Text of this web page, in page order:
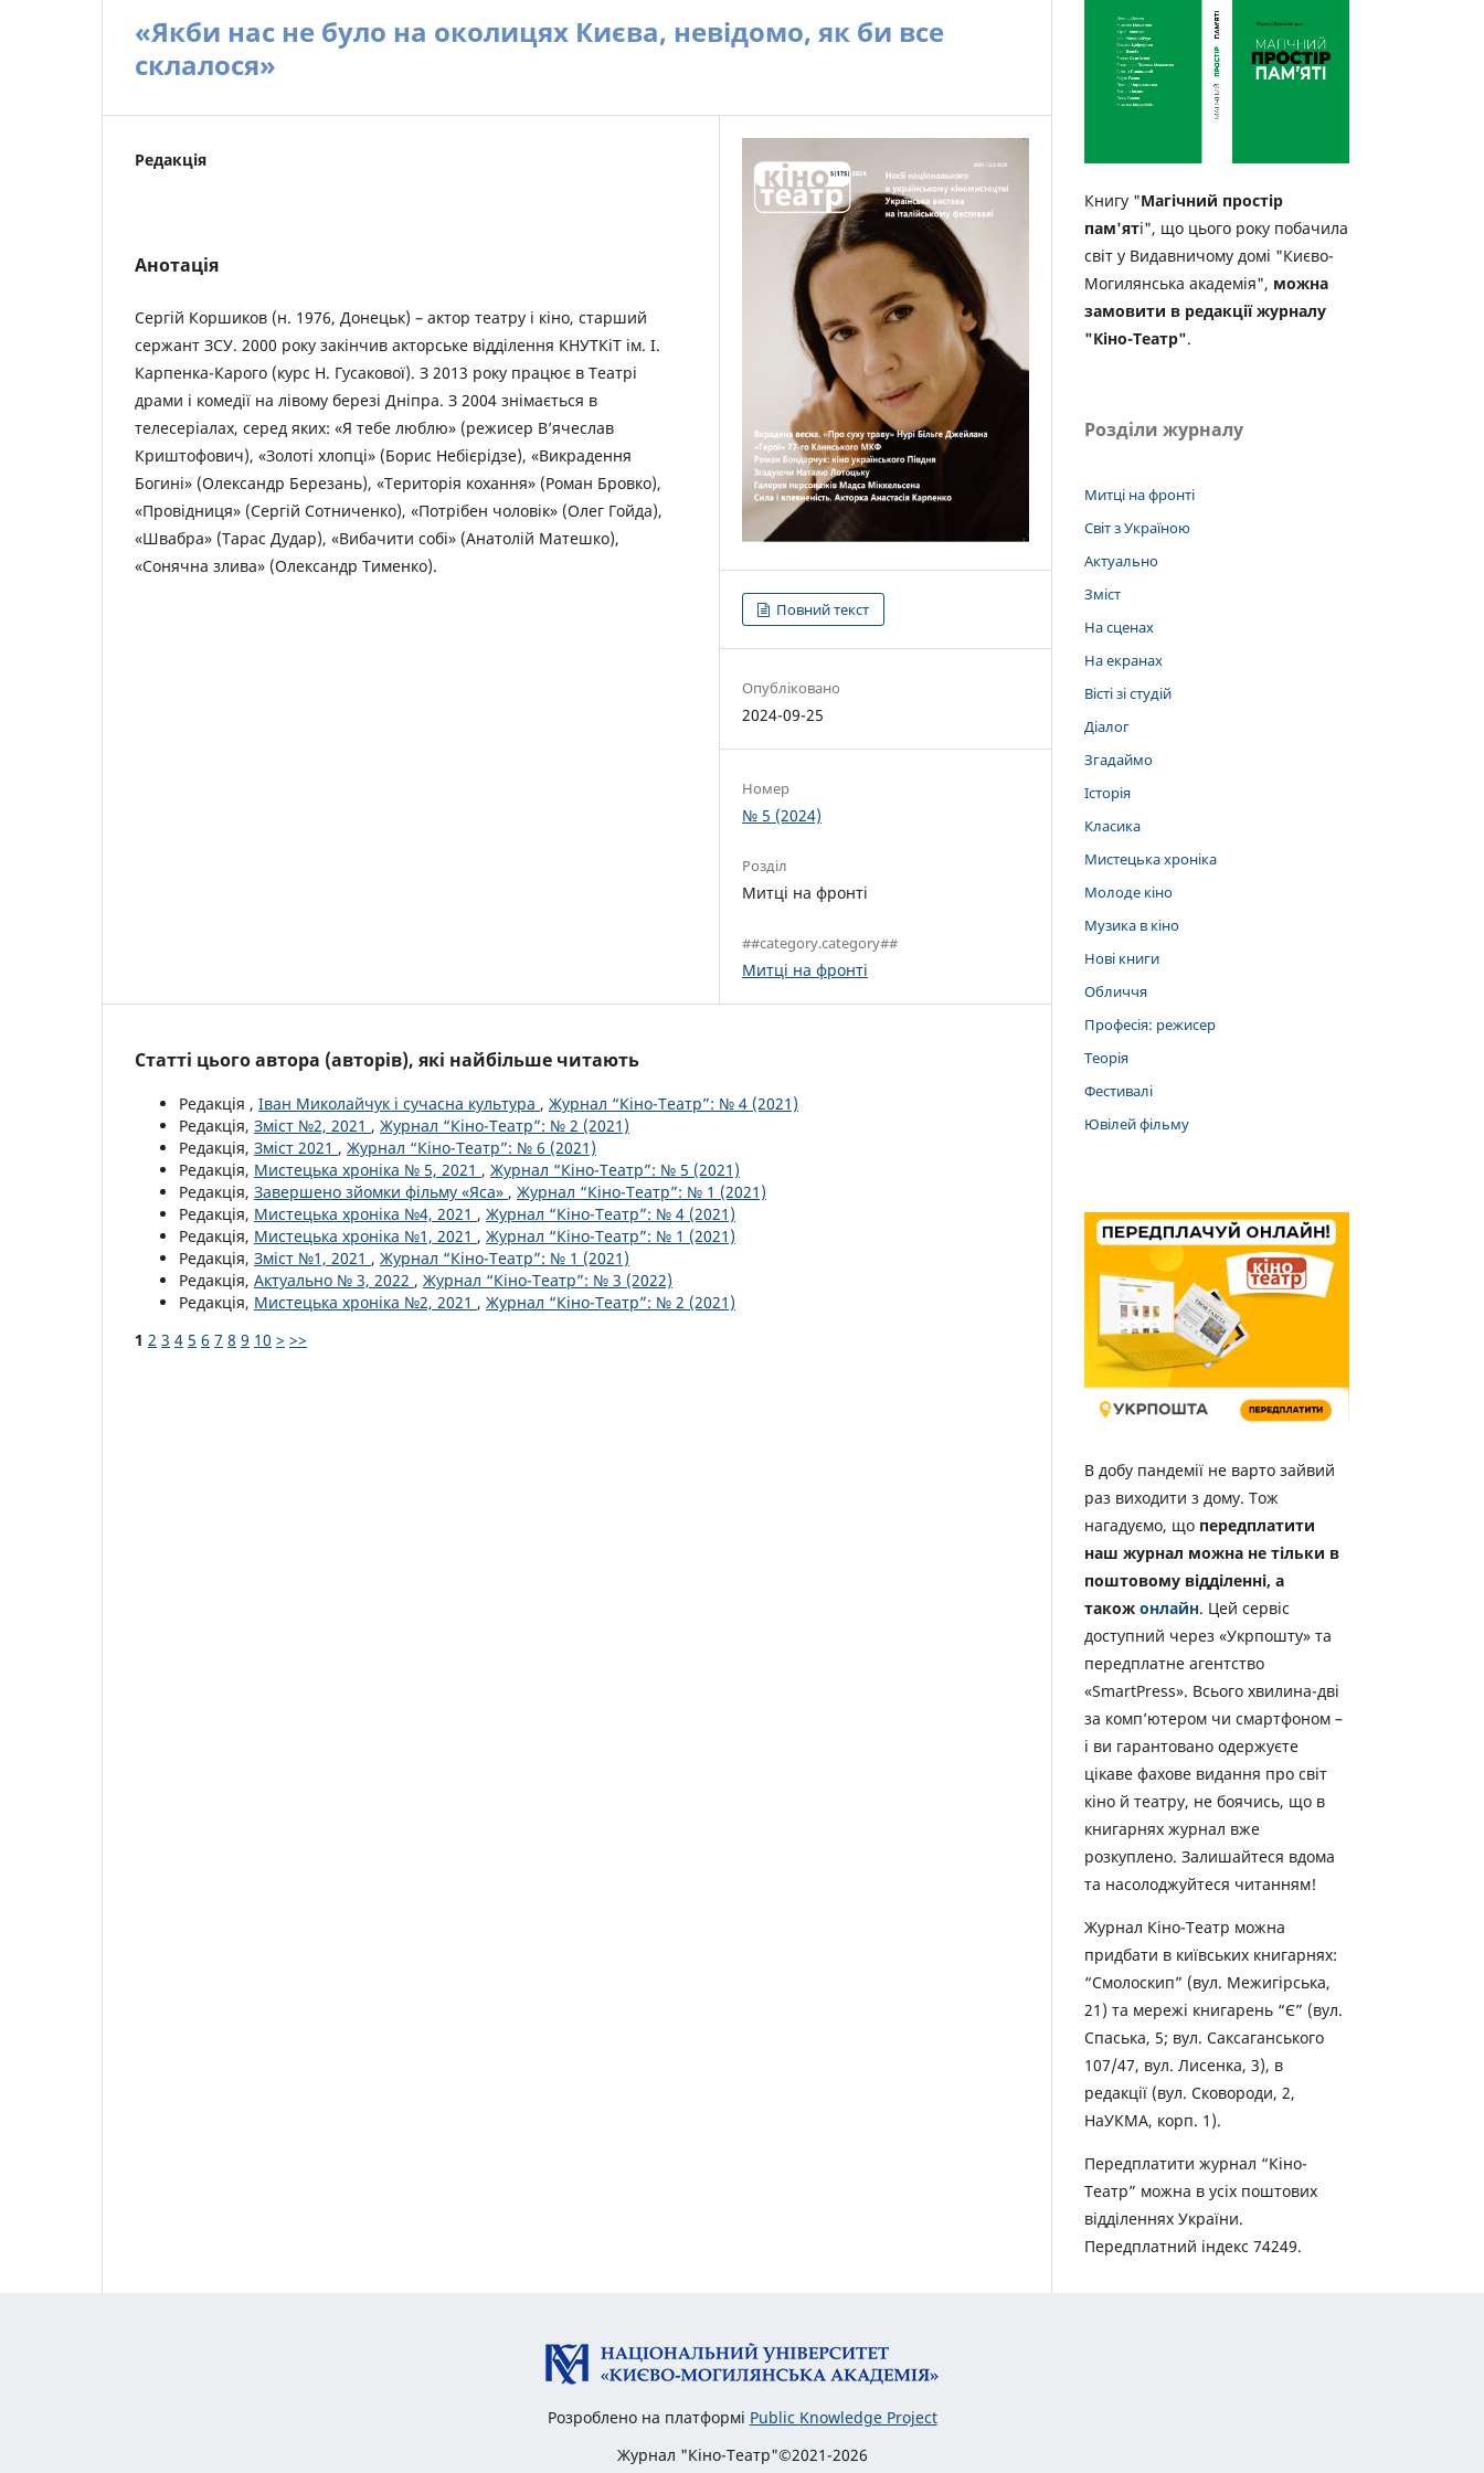
«Якби нас не було на околицях Києва, невідомо, як би все
склалося»
Редакція
Анотація
Сергій Коршиков (н. 1976, Донецьк) – актор театру і кіно, старший
сержант ЗСУ. 2000 року закінчив акторське відділення КНУТКіТ ім. І.
Карпенка-Карого (курс Н. Гусакової). З 2013 року працює в Театрі
драми і комедії на лівому березі Дніпра. З 2004 знімається в
телесеріалах, серед яких: «Я тебе люблю» (режисер В’ячеслав
Криштофович), «Золоті хлопці» (Борис Небієрідзе), «Викрадення
Богині» (Олександр Березань), «Територія кохання» (Роман Бровко),
«Провідниця» (Сергій Сотниченко), «Потрібен чоловік» (Олег Гойда),
«Швабра» (Тарас Дудар), «Вибачити собі» (Анатолій Матешко),
«Сонячна злива» (Олександр Тименко).
Повний текст
Опубліковано
2024-09-25
Номер
№ 5 (2024)
Розділ
Митці на фронті
##category.category##
Митці на фронті
Статті цього автора (авторів), які найбільше читають
Редакція , Іван Миколайчук і сучасна культура , Журнал “Кіно-Театр”: № 4 (2021)
Редакція, Зміст №2, 2021 , Журнал “Кіно-Театр”: № 2 (2021)
Редакція, Зміст 2021 , Журнал “Кіно-Театр”: № 6 (2021)
Редакція, Мистецька хроніка № 5, 2021 , Журнал “Кіно-Театр”: № 5 (2021)
Редакція, Завершено зйомки фільму «Яса» , Журнал “Кіно-Театр”: № 1 (2021)
Редакція, Мистецька хроніка №4, 2021 , Журнал “Кіно-Театр”: № 4 (2021)
Редакція, Мистецька хроніка №1, 2021 , Журнал “Кіно-Театр”: № 1 (2021)
Редакція, Зміст №1, 2021 , Журнал “Кіно-Театр”: № 1 (2021)
Редакція, Актуально № 3, 2022 , Журнал “Кіно-Театр”: № 3 (2022)
Редакція, Мистецька хроніка №2, 2021 , Журнал “Кіно-Театр”: № 2 (2021)
1 2 3 4 5 6 7 8 9 10 > >>
Книгу "Магічний простір
пам'яті", що цього року побачила
світ у Видавничому домі "Києво-
Могилянська академія", можна
замовити в редакції журналу
"Кіно-Театр".
Розділи журналу
Митці на фронті
Світ з Україною
Актуально
Зміст
На сценах
На екранах
Вісті зі студій
Діалог
Згадаймо
Історія
Класика
Мистецька хроніка
Молоде кіно
Музика в кіно
Нові книги
Обличчя
Професія: режисер
Теорія
Фестивалі
Ювілей фільму
В добу пандемії не варто зайвий
раз виходити з дому. Тож
нагадуємо, що передплатити
наш журнал можна не тільки в
поштовому відділенні, а
також онлайн. Цей сервіс
доступний через «Укрпошту» та
передплатне агентство
«SmartPress». Всього хвилина-дві
за комп’ютером чи смартфоном –
і ви гарантовано одержуєте
цікаве фахове видання про світ
кіно й театру, не боячись, що в
книгарнях журнал вже
розкуплено. Залишайтеся вдома
та насолоджуйтеся читанням!
Журнал Кіно-Театр можна
придбати в київських книгарнях:
“Смолоскип” (вул. Межигірська,
21) та мережі книгарень “Є” (вул.
Спаська, 5; вул. Саксаганського
107/47, вул. Лисенка, 3), в
редакції (вул. Сковороди, 2,
НаУКМА, корп. 1).
Передплатити журнал “Кіно-
Театр” можна в усіх поштових
відділеннях України.
Передплатний індекс 74249.
Розроблено на платформі Public Knowledge Project
Журнал "Кіно-Театр"©2021-2026